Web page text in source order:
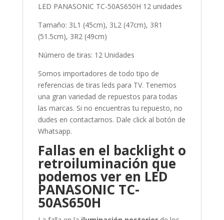
LED PANASONIC TC-50AS650H 12 unidades
Tamaño: 3L1 (45cm), 3L2 (47cm), 3R1
(51.5cm), 3R2 (49cm)
Número de tiras: 12 Unidades
Somos importadores de todo tipo de
referencias de tiras leds para TV. Tenemos
una gran variedad de repuestos para todas
las marcas. Si no encuentras tu repuesto, no
dudes en contactarnos. Dale click al botón de
Whatsapp.
Fallas en el backlight o
retroiluminación que
podemos ver en LED
PANASONIC TC-
50AS650H